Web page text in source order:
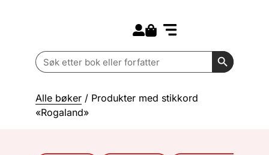
Search
for:
Search
Alle bøker / Produkter med stikkord
«Rogaland»